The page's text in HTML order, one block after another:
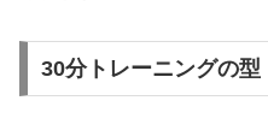
30分トレーニングの型